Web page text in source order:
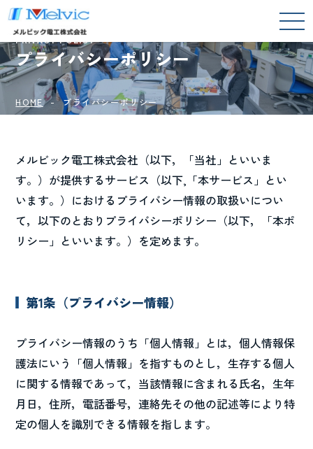
PRIVACY POLICY
プライバシーポリシー
HOME プライバシーポリシー
メルビック電工株式会社（以下，「当社」といいま
す。）が提供するサービス（以下,「本サービス」とい
います。）におけるプライバシー情報の取扱いについ
て，以下のとおりプライバシーポリシー（以下，「本ポ
リシー」といいます。）を定めます。
第1条（プライバシー情報）
プライバシー情報のうち「個人情報」とは，個人情報保
護法にいう「個人情報」を指すものとし，生存する個人
に関する情報であって，当該情報に含まれる氏名，生年
月日，住所，電話番号，連絡先その他の記述等により特
定の個人を識別できる情報を指します。